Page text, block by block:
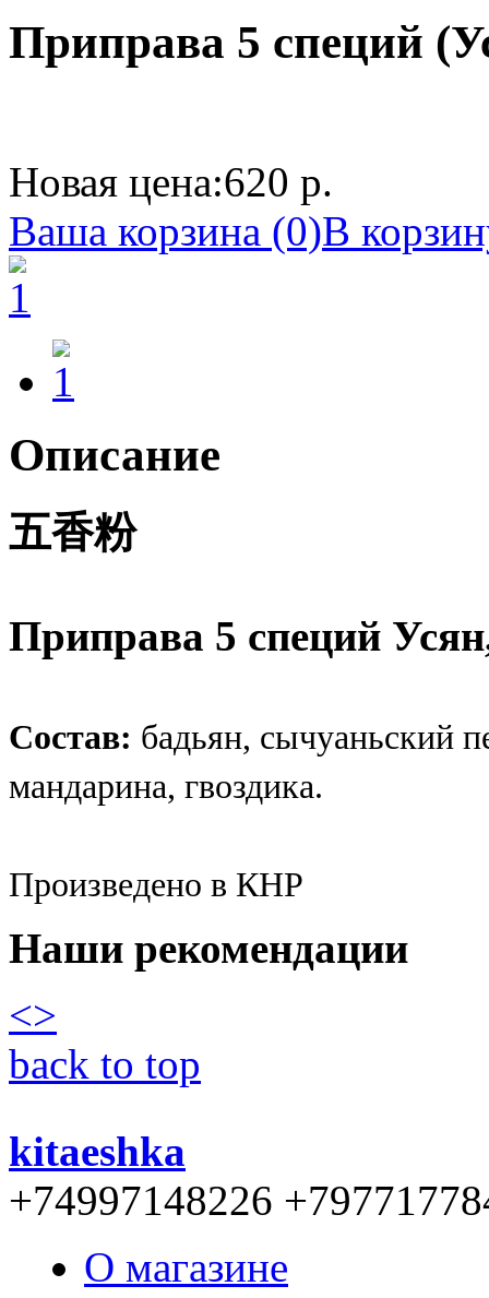
Приправа 5 специй
Новая цена:620 р.
Ваша корзина (0)В
Описание
五香粉
Приправа 5 специй
Состав: бадьян, сычуаньский
мандарина, гвоздика.
Произведено в КНР
Наши рекомендации
<>
back to top
kitaeshka
+74997148226
О магазине